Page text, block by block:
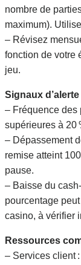
nombre de
maximum).
– Révisez
fonction de votre
jeu.
Signaux
– Fréquence des
supérieures à 20
– Dépassement
remise atteint
pause.
– Baisse du
pourcentage
casino, à vérifier
Ressources
– Services client